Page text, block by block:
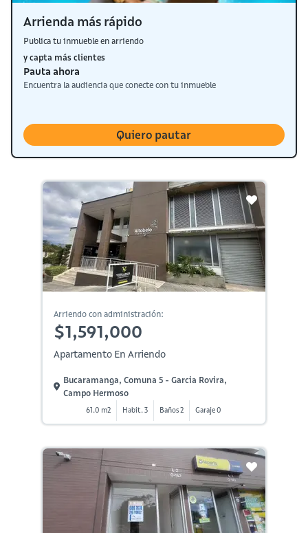
Arrienda más rápido
Publica tu inmueble en arriendo
y capta más clientes
Pauta ahora
Encuentra la audiencia que conecte con tu inmueble
Quiero pautar
Arriendo con administración:
$1,591,000
Apartamento En Arriendo
Bucaramanga, Comuna 5 - Garcia Rovira,
Campo Hermoso
61.0 m2 Habit. 3 Baños 2 Garaje 0